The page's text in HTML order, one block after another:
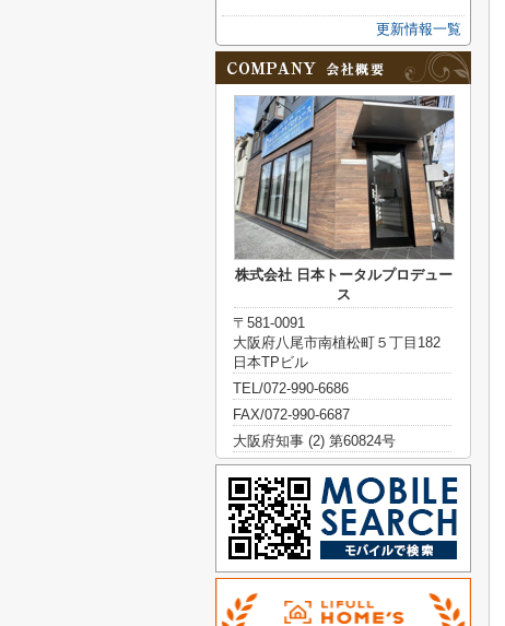
更新情報一覧
株式会社 日本トータルプロデュー
ス
〒581-0091
大阪府八尾市南植松町５丁目182
日本TPビル
TEL/072-990-6686
FAX/072-990-6687
大阪府知事 (2) 第60824号